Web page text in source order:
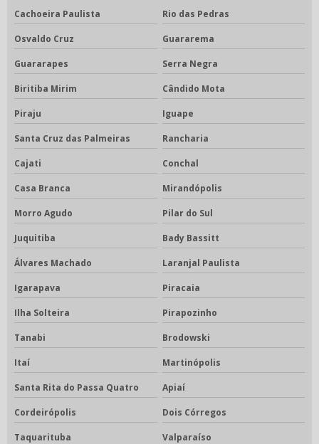
Cachoeira Paulista Rio das Pedras
Osvaldo Cruz Guararema
Guararapes Serra Negra
Biritiba Mirim Cândido Mota
Piraju Iguape
Santa Cruz das Palmeiras Rancharia
Cajati Conchal
Casa Branca Mirandópolis
Morro Agudo Pilar do Sul
Juquitiba Bady Bassitt
Álvares Machado Laranjal Paulista
Igarapava Piracaia
Ilha Solteira Pirapozinho
Tanabi Brodowski
Itaí Martinópolis
Santa Rita do Passa Quatro Apiaí
Cordeirópolis Dois Córregos
Taquarituba Valparaíso